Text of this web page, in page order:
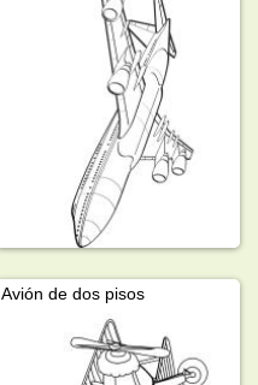
Avión de dos pisos